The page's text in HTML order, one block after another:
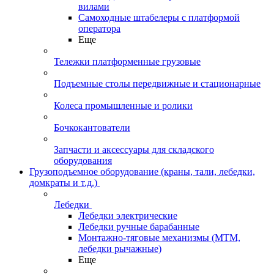
вилами
Самоходные штабелеры с платформой
оператора
Еще
Тележки платформенные грузовые
Подъемные столы передвижные и стационарные
Колеса промышленные и ролики
Бочкокантователи
Запчасти и аксессуары для складского
оборудования
Грузоподъемное оборудование (краны, тали, лебедки,
домкраты и т.д.)
Лебедки
Лебедки электрические
Лебедки ручные барабанные
Монтажно-тяговые механизмы (МТМ,
лебедки рычажные)
Еще